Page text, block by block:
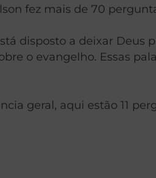
fez mais de 70
disposto a deixar Deus
o evangelho. Essas
geral, aqui estão 11